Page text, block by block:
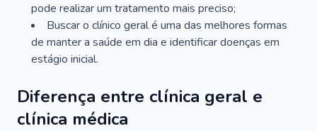
pode realizar um tratamento mais preciso;
Buscar o clínico geral é uma das melhores formas
de manter a saúde em dia e identificar doenças em
estágio inicial.
Diferença entre clínica geral e
clínica médica